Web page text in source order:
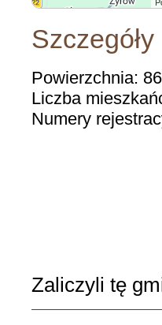
Szczegóły
Powierzchnia:
Liczba
Numery
Zaliczyli tę